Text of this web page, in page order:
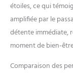
étoiles, ce qui
amplifiée par le
détente immédiate,
moment de bien-
Comparaison des